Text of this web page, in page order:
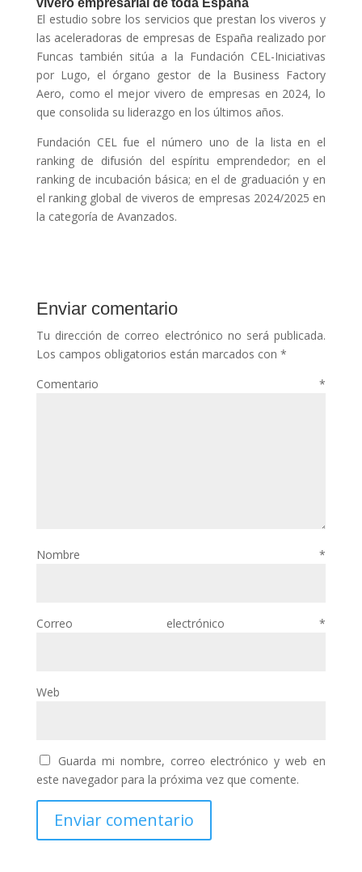
vivero empresarial de toda España
El estudio sobre los servicios que prestan los viveros y
las aceleradoras de empresas de España realizado por
Funcas también sitúa a la Fundación CEL-Iniciativas
por Lugo, el órgano gestor de la Business Factory
Aero, como el mejor vivero de empresas en 2024, lo
que consolida su liderazgo en los últimos años.
Fundación CEL fue el número uno de la lista en el
ranking de difusión del espíritu emprendedor; en el
ranking de incubación básica; en el de graduación y en
el ranking global de viveros de empresas 2024/2025 en
la categoría de Avanzados.
Enviar comentario
Tu dirección de correo electrónico no será publicada.
Los campos obligatorios están marcados con *
Comentario*
Nombre*
Correo electrónico*
Web
Guarda mi nombre, correo electrónico y web en
este navegador para la próxima vez que comente.